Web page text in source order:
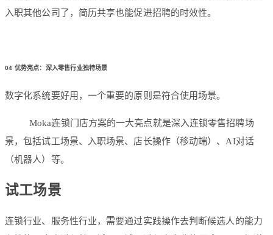
入职其他公司了，简历共享也能促进招聘的时效性。
04 优势亮点：深入零售行业独特场景
数字化系统要好用，一个重要的原则是符合使用场景。
Moka连锁门店方案的一大亮点就是深入连锁零售招聘场
景，包括试工场景、入职场景、店长操作（移动端）、AI对话
（机器人）等。
试工场景
连锁行业、服务性行业，需要通过实践操作去判断候选人的能力